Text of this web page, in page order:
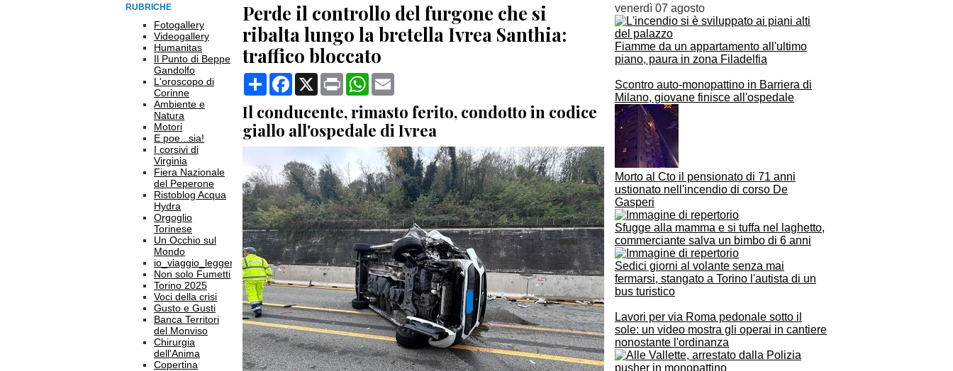
venerdì 07 agosto
Fiamme da un appartamento all'ultimo
piano, paura in zona Filadelfia
Scontro auto-monopattino in Barriera di
Milano, giovane finisce all'ospedale
Morto al Cto il pensionato di 71 anni
ustionato nell'incendio di corso De
Gasperi
Sfugge alla mamma e si tuffa nel laghetto,
commerciante salva un bimbo di 6 anni
Sedici giorni al volante senza mai
fermarsi, stangato a Torino l'autista di un
bus turistico
Lavori per via Roma pedonale sotto il
sole: un video mostra gli operai in cantiere
nonostante l'ordinanza
RUBRICHE
Fotogallery
Videogallery
Humanitas
Il Punto di Beppe
Gandolfo
L'oroscopo di
Corinne
Ambiente e
Natura
Motori
E poe...sia!
I corsivi di
Virginia
Fiera Nazionale
del Peperone
Ristoblog Acqua
Hydra
Orgoglio
Torinese
Un Occhio sul
Mondo
io_viaggio_leggero
Non solo Fumetti
Torino 2025
Voci della crisi
Gusto e Gusti
Banca Territori
del Monviso
Chirurgia
dell'Anima
Copertina
Perde il controllo del furgone che si
ribalta lungo la bretella Ivrea Santhia:
traffico bloccato
CondividiFacebook
X Print WhatsApp
Il conducente, rimasto ferito, condotto in codice
giallo all'ospedale di Ivrea